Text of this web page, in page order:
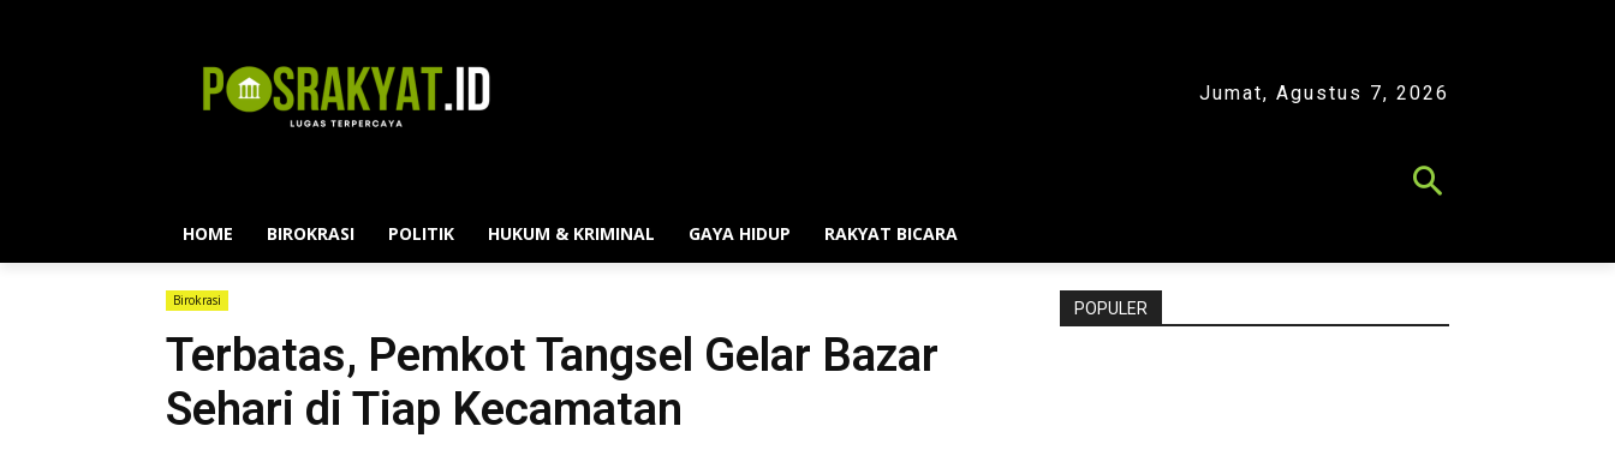
Jumat, Agustus 7, 2026
HOME BIROKRASI POLITIK HUKUM & KRIMINAL GAYA HIDUP RAKYAT BICARA
Birokrasi
Terbatas, Pemkot Tangsel Gelar Bazar
Sehari di Tiap Kecamatan
POPULER